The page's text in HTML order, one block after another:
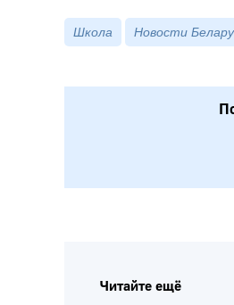
Школа Новости
Читайте ещё